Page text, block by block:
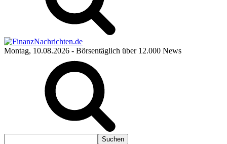
Montag, 10.08.2026 - Börsentäglich über 12.000 News